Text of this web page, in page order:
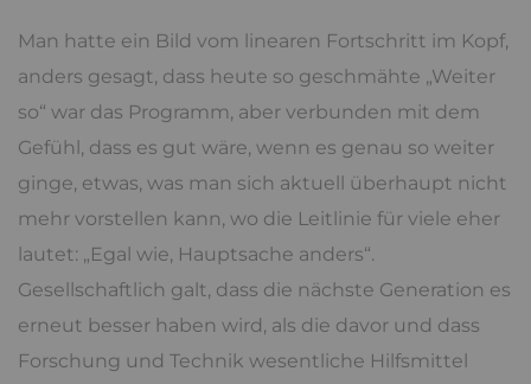
Man hatte ein Bild vom linearen Fortschritt im Kopf,
anders gesagt, dass heute so geschmähte „Weiter
so“ war das Programm, aber verbunden mit dem
Gefühl, dass es gut wäre, wenn es genau so weiter
ginge, etwas, was man sich aktuell überhaupt nicht
mehr vorstellen kann, wo die Leitlinie für viele eher
lautet: „Egal wie, Hauptsache anders“.
Gesellschaftlich galt, dass die nächste Generation es
erneut besser haben wird, als die davor und dass
Forschung und Technik wesentliche Hilfsmittel